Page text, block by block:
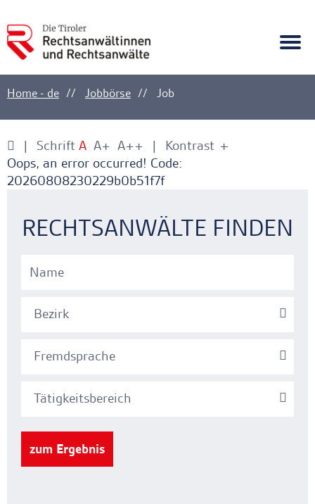
Ankerlink
Home - de Jobbörse Job
Schrift A A+ A++ Kontrast +
-
Ankerlink
Ankerlink
Oops, an error occurred! Code:
20260808230229b0b51f7f
RECHTSANWÄLTE FINDEN
Bezirk
Fremdsprache
Tätigkeitsbereich
zum Ergebnis